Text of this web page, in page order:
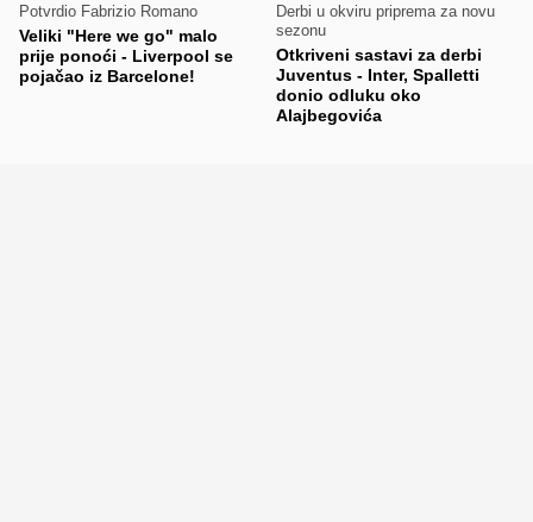
Potvrdio Fabrizio Romano
Veliki "Here we go" malo
prije ponoći - Liverpool se
pojačao iz Barcelone!
Derbi u okviru priprema za novu
sezonu
Otkriveni sastavi za derbi
Juventus - Inter, Spalletti
donio odluku oko
Alajbegovića